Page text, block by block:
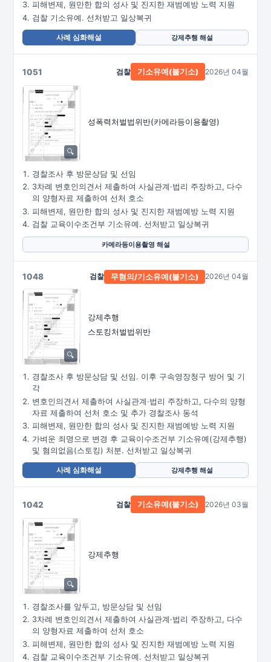
피해변제, 원만한 합의 성사 및 진지한 재범예방 노력 지원
검찰 기소유예. 선처받고 일상복귀
사례 심화해설 강제추행 해설
1051
성폭력처벌법위반(카메라등이용촬영)
검찰 기소유예(불기소) 2026년 04월
경찰조사 후 방문상담 및 선임
3차례 변호인의견서 제출하여 사실관계·법리 주장하고, 다수
의 양형자료 제출하여 선처 호소
피해변제, 원만한 합의 성사 및 진지한 재범예방 노력 지원
검찰 교육이수조건부 기소유예. 선처받고 일상복귀
카메라등이용촬영 해설
1048
강제추행
스토킹처벌법위반
검찰 무혐의/기소유예(불기소) 2026년 04월
경찰조사 후 방문상담 및 선임. 이후 구속영장청구 방어 및 기
각
변호인의견서 제출하여 사실관계·법리 주장하고, 다수의 양형
자료 제출하여 선처 호소 및 추가 경찰조사 동석
피해변제, 원만한 합의 성사 및 진지한 재범예방 노력 지원
가벼운 죄명으로 변경 후 교육이수조건부 기소유예(강제추행)
및 혐의없음(스토킹) 처분. 선처받고 일상복귀
사례 심화해설 강제추행 해설
1042
강제추행
검찰 기소유예(불기소) 2026년 03월
경찰조사를 앞두고, 방문상담 및 선임
3차례 변호인의견서 제출하여 사실관계·법리 주장하고, 다수
의 양형자료 제출하여 선처 호소
피해변제, 원만한 합의 성사 및 진지한 재범예방 노력 지원
검찰 교육이수조건부 기소유예. 선처받고 일상복귀